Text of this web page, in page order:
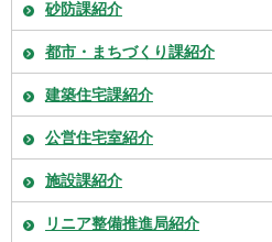
砂防課紹介
都市・まちづくり課紹介
建築住宅課紹介
公営住宅室紹介
施設課紹介
リニア整備推進局紹介